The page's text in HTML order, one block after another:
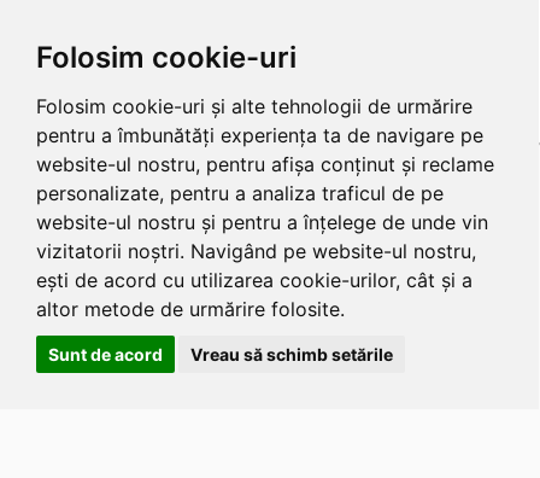
Folosim cookie-uri
Folosim cookie-uri și alte tehnologii de urmărire
pentru a îmbunătăți experiența ta de navigare pe
website-ul nostru, pentru afișa conținut și reclame
personalizate, pentru a analiza traficul de pe
website-ul nostru și pentru a înțelege de unde vin
vizitatorii noștri. Navigând pe website-ul nostru,
ești de acord cu utilizarea cookie-urilor, cât și a
altor metode de urmărire folosite.
Sunt de acord Vreau să schimb setările